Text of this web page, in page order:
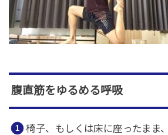
腹直筋をゆるめる呼吸
椅子、もしくは床に座ったまま